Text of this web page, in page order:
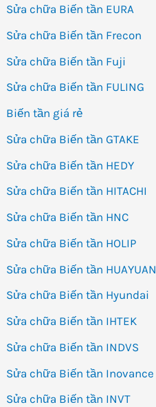
Sửa chữa Biến tần EURA
Sửa chữa Biến tần Frecon
Sửa chữa Biến tần Fuji
Sửa chữa Biến tần FULING
Biến tần giá rẻ
Sửa chữa Biến tần GTAKE
Sửa chữa Biến tần HEDY
Sửa chữa Biến tần HITACHI
Sửa chữa Biến tần HNC
Sửa chữa Biến tần HOLIP
Sửa chữa Biến tần HUAYUAN
Sửa chữa Biến tần Hyundai
Sửa chữa Biến tần IHTEK
Sửa chữa Biến tần INDVS
Sửa chữa Biến tần Inovance
Sửa chữa Biến tần INVT